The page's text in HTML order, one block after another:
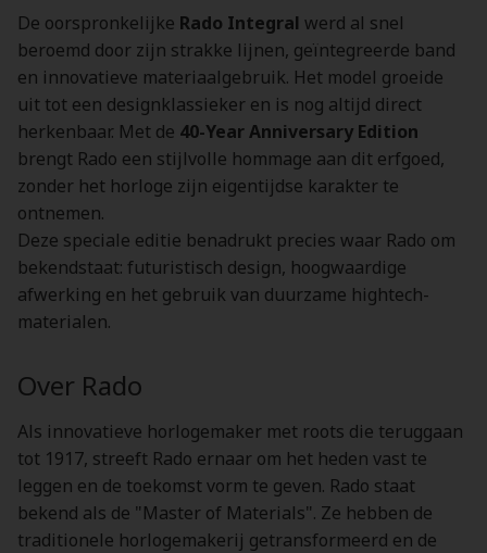
De oorspronkelijke Rado Integral werd al snel
beroemd door zijn strakke lijnen, geïntegreerde band
en innovatieve materiaalgebruik. Het model groeide
uit tot een designklassieker en is nog altijd direct
herkenbaar. Met de 40-Year Anniversary Edition
brengt Rado een stijlvolle hommage aan dit erfgoed,
zonder het horloge zijn eigentijdse karakter te
ontnemen.
Deze speciale editie benadrukt precies waar Rado om
bekendstaat: futuristisch design, hoogwaardige
afwerking en het gebruik van duurzame hightech-
materialen.
Over Rado
Als innovatieve horlogemaker met roots die teruggaan
tot 1917, streeft Rado ernaar om het heden vast te
leggen en de toekomst vorm te geven. Rado staat
bekend als de "Master of Materials". Ze hebben de
traditionele horlogemakerij getransformeerd en de